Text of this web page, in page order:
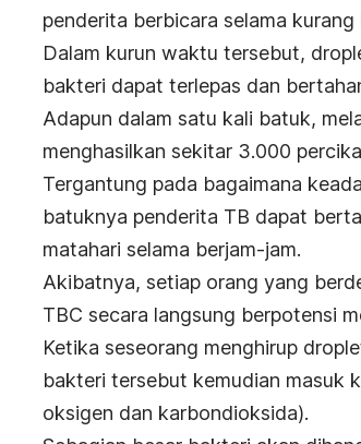
penderita berbicara selama
Dalam kurun waktu tersebut,
bakteri dapat terlepas dan
Adapun dalam satu kali batuk,
menghasilkan sekitar 3.000
Tergantung pada bagaimana
batuknya penderita TB dapat
matahari selama berjam-jam.
Akibatnya, setiap orang yang
TBC secara langsung berpotensi
Ketika seseorang menghirup
bakteri tersebut kemudian masuk
oksigen dan karbondioksida).